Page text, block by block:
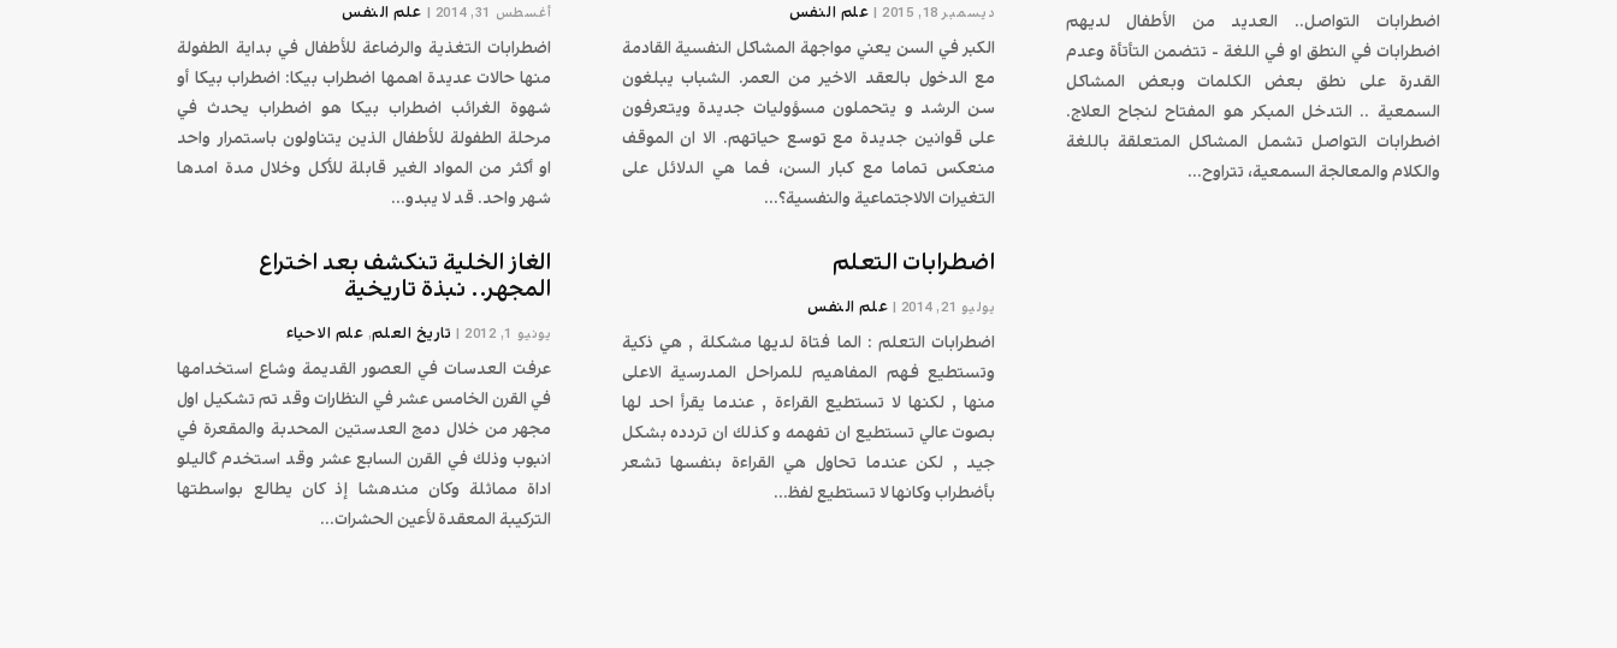
اضطرابات التواصل.. العديد من الأطفال لديهم
اضطرابات في النطق او في اللغة - تتضمن التأتأة وعدم
القدرة على نطق بعض الكلمات وبعض المشاكل
السمعية .. التدخل المبكر هو المفتاح لنجاح العلاج.
اضطرابات التواصل تشمل المشاكل المتعلقة باللغة
والكلام والمعالجة السمعية، تتراوح...
ديسمبر 18, 2015 | علم النفس
الكبر في السن يعني مواجهة المشاكل النفسية القادمة
مع الدخول بالعقد الاخير من العمر. الشباب يبلغون
سن الرشد و يتحملون مسؤوليات جديدة ويتعرفون
على قوانين جديدة مع توسع حياتهم. الا ان الموقف
منعكس تماما مع كبار السن، فما هي الدلائل على
التغيرات الالاجتماعية والنفسية؟...
اضطرابات التعلم
يوليو 21, 2014 | علم النفس
اضطرابات التعلم : الما فتاة لديها مشكلة , هي ذكية
وتستطيع فهم المفاهيم للمراحل المدرسية الاعلى
منها , لكنها لا تستطيع القراءة , عندما يقرأ احد لها
بصوت عالي تستطيع ان تفهمه و كذلك ان تردده بشكل
جيد , لكن عندما تحاول هي القراءة بنفسها تشعر
بأضطراب وكانها لا تستطيع لفظ...
أغسطس 31, 2014 | علم النفس
اضطرابات التغذية والرضاعة للأطفال في بداية الطفولة
منها حالات عديدة اهمها اضطراب بيكا: اضطراب بيكا أو
شهوة الغرائب اضطراب بيكا هو اضطراب يحدث في
مرحلة الطفولة للأطفال الذين يتناولون باستمرار واحد
او أكثر من المواد الغير قابلة للأكل وخلال مدة امدها
شهر واحد. قد لا يبدو...
الغاز الخلية تنكشف بعد اختراع
المجهر.. نبذة تاريخية
يونيو 1, 2012 | تاريخ العلم, علم الاحیاء
عرفت العدسات في العصور القديمة وشاع استخدامها
في القرن الخامس عشر في النظارات وقد تم تشكيل اول
مجهر من خلال دمج العدستين المحدبة والمقعرة في
انبوب وذلك في القرن السابع عشر وقد استخدم گالیلو
اداة مماثلة وكان مندهشا إذ كان يطالع بواسطتها
التركيبة المعقدة لأعين الحشرات...